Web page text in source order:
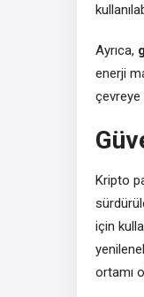
Ayrıca,
enerji
çevreye
Kripto
için
ortamı